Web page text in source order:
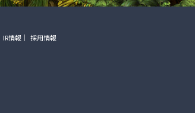
IR情報
採用情報